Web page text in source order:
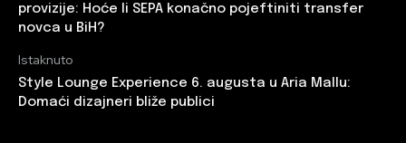
provizije: Hoće li SEPA konačno pojeftiniti transfer
novca u BiH?
Istaknuto
Style Lounge Experience 6. augusta u Aria Mallu:
Domaći dizajneri bliže publici